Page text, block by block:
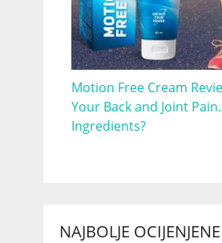
Motion Free Cream
Your Back and Joint Pain.
Ingredients?
NAJBOLJE OCIJENJENE